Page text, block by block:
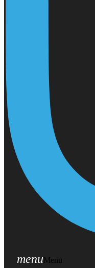
menuMenu